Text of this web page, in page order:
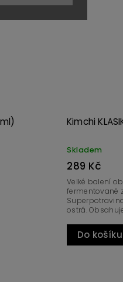
Kimchi
Skladem
289 Kč
Do košíku
Velké balení
fermentované
ostrá.